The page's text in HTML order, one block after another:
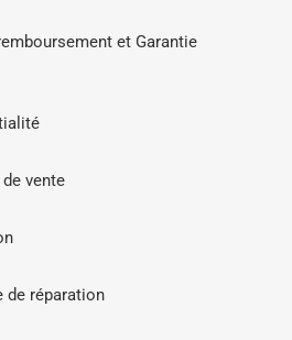
et Garantie
vente
de réparation